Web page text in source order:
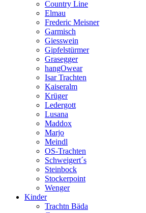
Country Line
Elmau
Frederic Meisner
Garmisch
Giesswein
Gipfelstürmer
Grasegger
hangOwear
Isar Trachten
Kaiseralm
Krüger
Ledergott
Lusana
Maddox
Marjo
Meindl
OS-Trachten
Schweigert´s
Steinbock
Stockerpoint
Wenger
Kinder
Trachtn Bäda